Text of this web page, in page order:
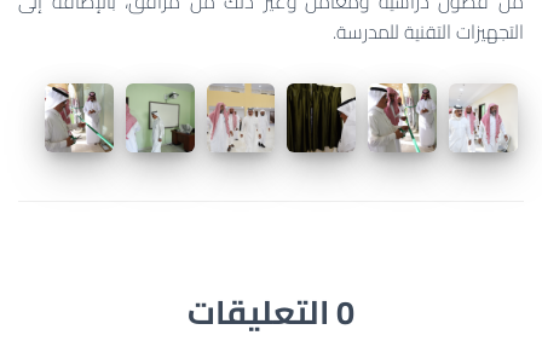
التجهيزات التقنية للمدرسة.
0 التعليقات